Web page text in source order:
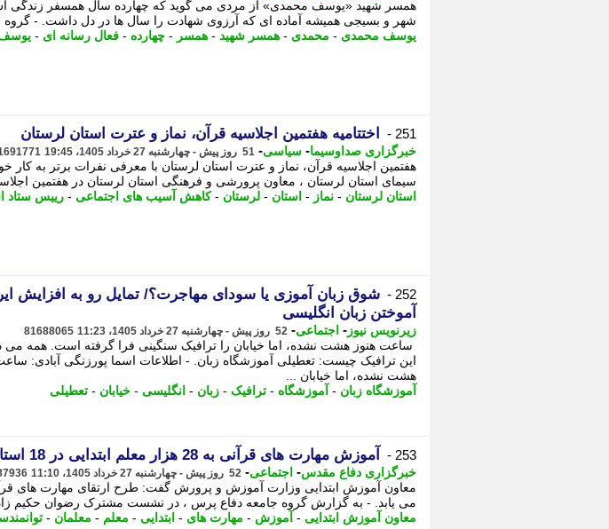
همسر شهید «یوسف محمدی» از مردی می گوید که چهارده سال همسفر زندگی
شهر و بسیجی همیشه آماده ای که آرزوی شهادت را سال ها در دل داشت. - گروه
یوسف محمدی - محمدی - همسر شهید - همسر - چهارده - فعال رسانه ای -
251 - اختتامیه هفتمین اجلاسیه قرآن، نماز و عترت استان لرستان
خبرگزاری صداوسیما- سیاسی- 51 روز پیش - چهارشنبه 27 خرداد 1405، 19:45
هفتمین اجلاسیه قرآن، نماز و عترت استان لرستان با معرفی نفرات برتر به کار
سیمای استان لرستان ، معاون پرورشی و فرهنگی استان لرستان در هفتمین
استان لرستان - نماز - استان - لرستان -کاهش آسیب های اجتماعی - رییس ستاد
252 -
شوق زبان آموزی یا سودای مهاجرت؟/ تمایل رو به افزایش
آموختن زبان انگلیسی
زیرنویس نیوز - اجتماعی- 52 روز پیش - چهارشنبه 27 خرداد 1405، 11:23 81688065
ساعت هنوز هشت نشده، اما خیابان را ترافیک سنگینی فرا گرفته است. همه می
این ترافیک چیست: تعطیلی آموزشگاه زبان. - اطلاعات اسما پورزنگی آبادی:
هشت نشده، اما خیابان ...
آموزشگاه زبان - آموزشگاه - ترافیک - زبان - انگلیسی - خیابان - تعطیلی
253 - آموزش مهارت های قرآنی به 28 هزار معلم ابتدایی در 18 استان
خبرگزاری دفاع مقدس- اجتماعی- 52 روز پیش - چهارشنبه 27 خرداد 1405، 11:10
معاون آموزش ابتدایی وزارت آموزش و پرورش گفت: طرح ارتقای مهارت های
می یابد. - به گزارش گروه جامعه دفاع پرس ، در نشست مشترک رضوان حکیم
معاون آموزش ابتدایی - آموزش - مهارت های - ابتدایی - معلم - معلمان -